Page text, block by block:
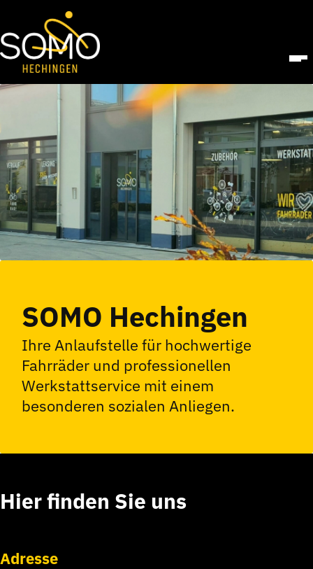
SOMO Hechingen
Ihre Anlaufstelle für hochwertige
Fahrräder und professionellen
Werkstattservice mit einem
besonderen sozialen Anliegen.
Hier finden Sie uns
Adresse